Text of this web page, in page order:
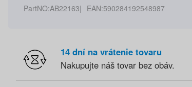
PartNO:AB22163 EAN:590284192548987
14 dní na vrátenie tovaru
Nakupujte náš tovar bez obáv.